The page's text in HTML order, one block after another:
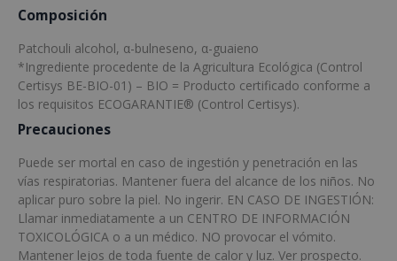
Composición
Patchouli alcohol, α-bulneseno, α-guaieno
*Ingrediente procedente de la Agricultura Ecológica (Control
Certisys BE-BIO-01) – BIO = Producto certificado conforme a
los requisitos ECOGARANTIE® (Control Certisys).
Precauciones
Puede ser mortal en caso de ingestión y penetración en las
vías respiratorias. Mantener fuera del alcance de los niños. No
aplicar puro sobre la piel. No ingerir. EN CASO DE INGESTIÓN:
Llamar inmediatamente a un CENTRO DE INFORMACIÓN
TOXICOLÓGICA o a un médico. NO provocar el vómito.
Mantener lejos de toda fuente de calor y luz. Ver prospecto.